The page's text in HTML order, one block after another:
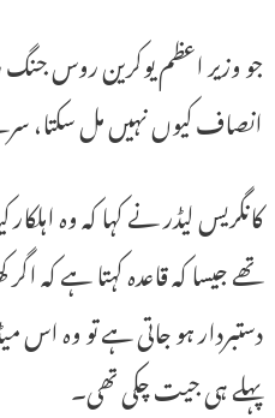
جو وزیر اعظم یوکرین روس
انصاف کیوں نہیں مل سکتا،
کانگریس لیڈر نے کہا کہ وہ
تھے جیسا کہ قاعدہ کہتا ہے کہ
دستبردار ہو جاتی ہے تو وہ اس
پہلے ہی جیت چکی تھی۔